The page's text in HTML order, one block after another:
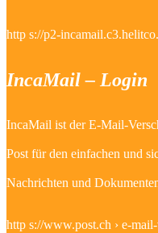
http s://p2-
IncaMail – Login
IncaMail ist der E-Mail-
Post für den einfachen und
Nachrichten und
http s://www.post.ch › e-